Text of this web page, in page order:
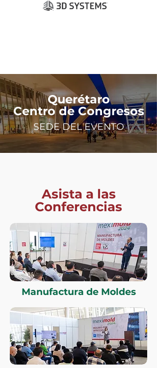
Querétaro
Centro de Congresos
SEDE DEL EVENTO
Asista a las
Conferencias
Manufactura de Moldes